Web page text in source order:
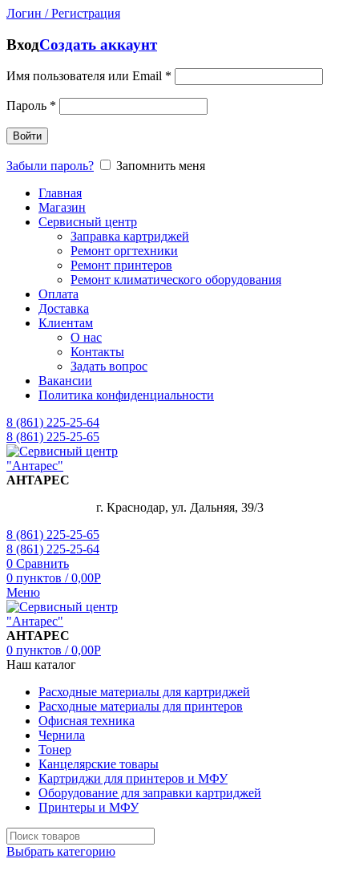
Логин / Регистрация
ВходСоздать аккаунт
Имя пользователя или Email *
Пароль *
Войти
Забыли пароль?
Запомнить меня
Главная
Магазин
Сервисный центр
Заправка картриджей
Ремонт оргтехники
Ремонт принтеров
Ремонт климатического оборудования
Оплата
Доставка
Клиентам
О нас
Контакты
Задать вопрос
Вакансии
Политика конфиденциальности
8 (861) 225-25-64
8 (861) 225-25-65
АНТАРЕС
г. Краснодар, ул. Дальняя, 39/3
8 (861) 225-25-65
8 (861) 225-25-64
0 Сравнить
0 пунктов / 0,00Р
Меню
АНТАРЕС
0 пунктов / 0,00Р
Наш каталог
Расходные материалы для картриджей
Расходные материалы для принтеров
Офисная техника
Чернила
Тонер
Канцелярские товары
Картриджи для принтеров и МФУ
Оборудование для заправки картриджей
Принтеры и МФУ
Выбрать категорию